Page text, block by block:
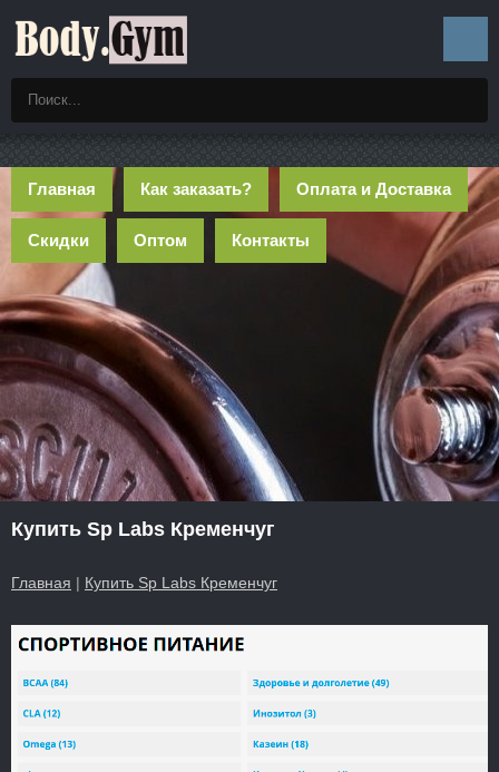
Главная Как заказать? Оплата и Доставка
Скидки Оптом Контакты
Купить Sp Labs Кременчуг
Главная | Купить Sp Labs Кременчуг